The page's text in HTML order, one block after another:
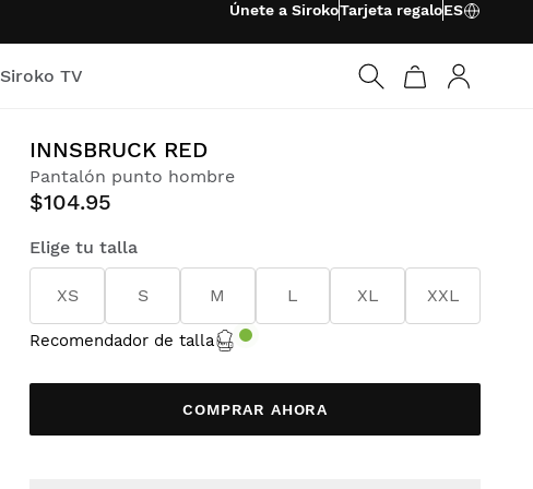
Únete a SirokoTarjeta regaloES
Siroko TV
INNSBRUCK RED
Pantalón punto hombre
$104.95
Elige tu talla
XS S M L XL XXL
Recomendador de talla
COMPRAR AHORA